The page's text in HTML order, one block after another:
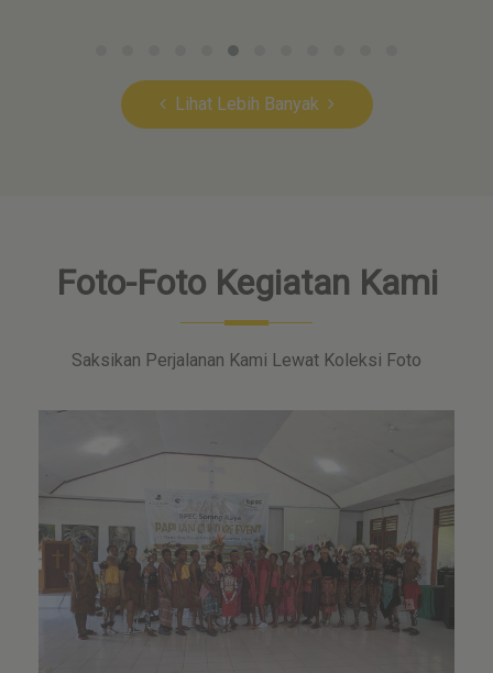
Lihat Lebih Banyak
Foto-Foto Kegiatan Kami
Saksikan Perjalanan Kami Lewat Koleksi Foto